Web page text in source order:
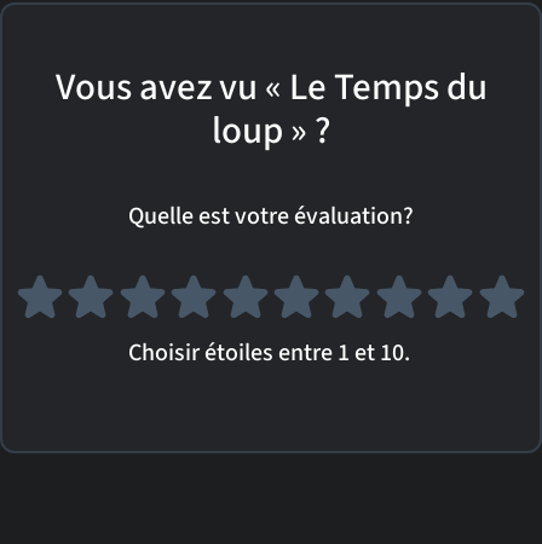
Vous avez vu « Le Temps du
loup » ?
Quelle est votre évaluation?
Choisir étoiles entre 1 et 10.